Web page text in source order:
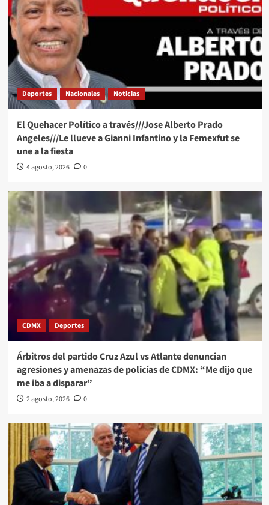
Deportes Nacionales Noticias
El Quehacer Político a través///Jose Alberto Prado
Angeles///Le llueve a Gianni Infantino y la Femexfut se
une a la fiesta
4 agosto, 2026 0
CDMX Deportes
Árbitros del partido Cruz Azul vs Atlante denuncian
agresiones y amenazas de policías de CDMX: “Me dijo que
me iba a disparar”
2 agosto, 2026 0